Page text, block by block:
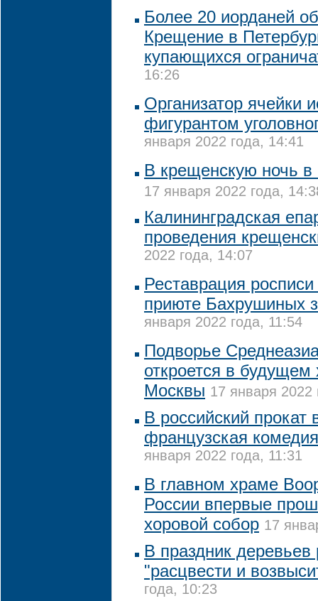
Более 20 иорданей
Крещение в
купающихся
16:26
Организатор ячейки
фигурантом
января 2022 года, 14:41
В крещенскую ночь в
17 января 2022 года,
Калининградская
проведения
2022 года, 14:07
Реставрация
приюте Бахрушиных
января 2022 года, 11:54
Подворье
откроется в
Москвы 17 января 2022
В российский прокат
французская
января 2022 года, 11:31
В главном храме
России впервые
хоровой собор 17
В праздник деревьев
"расцвести и
года, 10:23